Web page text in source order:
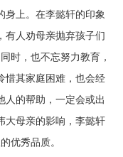
身上。在李懿轩的印象
有人劝母亲抛弃孩子们
时，也不忘努力教育，
惜其家庭困难，也会经
人的帮助，一定会或出
大母亲的影响，李懿轩
优秀品质。